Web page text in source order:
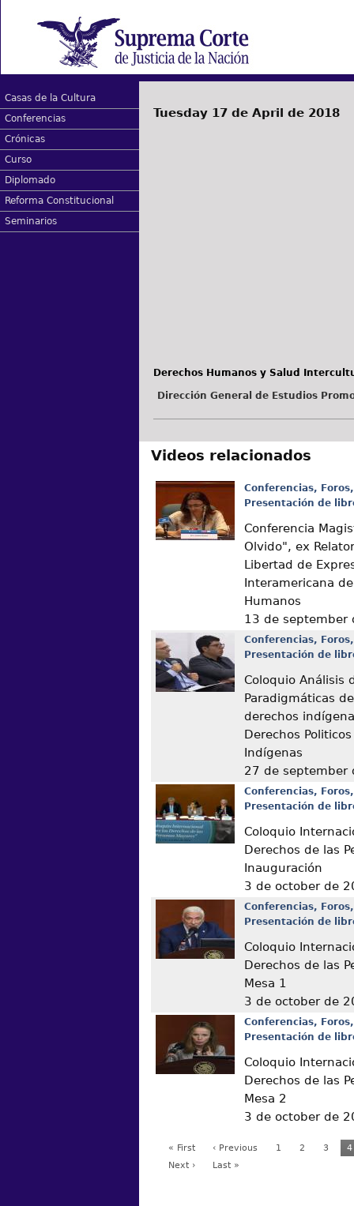
Casas de la Cultura
Conferencias
Crónicas
Curso
Diplomado
Reforma Constitucional
Seminarios
Tuesday 17 de April de 2018
Derechos Humanos y Salud
Dirección General de Estudios
Videos relacionados
Conferencias,
Presentación de
Conferencia
Olvido", ex
Libertad de
Interamericana
Humanos
13 de september
Conferencias,
Presentación de
Coloquio Análisis
Paradigmáticas
derechos
Derechos
Indígenas
27 de september
Conferencias,
Presentación de
Coloquio
Derechos de las
Inauguración
3 de october de
Conferencias,
Presentación de
Coloquio
Derechos de las
Mesa 1
3 de october de
Conferencias,
Presentación de
Coloquio
Derechos de las
Mesa 2
3 de october de
« First ‹ Previous 1 2 3
4
Next ›
Last »